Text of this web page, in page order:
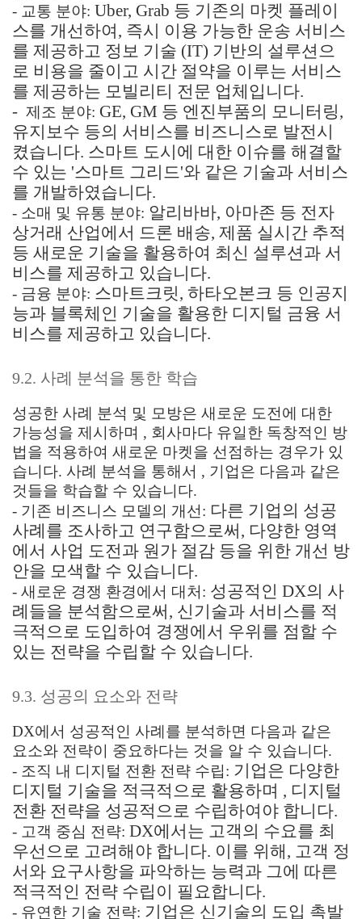
- 교통 분야: Uber, Grab 등 기존의 마켓 플레이
스를 개선하여, 즉시 이용 가능한 운송 서비스
를 제공하고 정보 기술 (IT) 기반의 설루션으
로 비용을 줄이고 시간 절약을 이루는 서비스
를 제공하는 모빌리티 전문 업체입니다.
- 제조 분야: GE, GM 등 엔진부품의 모니터링,
유지보수 등의 서비스를 비즈니스로 발전시
켰습니다. 스마트 도시에 대한 이슈를 해결할
수 있는 '스마트 그리드'와 같은 기술과 서비스
를 개발하였습니다.
- 소매 및 유통 분야: 알리바바, 아마존 등 전자
상거래 산업에서 드론 배송, 제품 실시간 추적
등 새로운 기술을 활용하여 최신 설루션과 서
비스를 제공하고 있습니다.
- 금융 분야: 스마트크릿, 하타오본크 등 인공지
능과 블록체인 기술을 활용한 디지털 금융 서
비스를 제공하고 있습니다.
9.2. 사례 분석을 통한 학습
성공한 사례 분석 및 모방은 새로운 도전에 대한
가능성을 제시하며 , 회사마다 유일한 독창적인 방
법을 적용하여 새로운 마켓을 선점하는 경우가 있
습니다. 사례 분석을 통해서 , 기업은 다음과 같은
것들을 학습할 수 있습니다.
- 기존 비즈니스 모델의 개선: 다른 기업의 성공
사례를 조사하고 연구함으로써, 다양한 영역
에서 사업 도전과 원가 절감 등을 위한 개선 방
안을 모색할 수 있습니다.
- 새로운 경쟁 환경에서 대처: 성공적인 DX의 사
례들을 분석함으로써, 신기술과 서비스를 적
극적으로 도입하여 경쟁에서 우위를 점할 수
있는 전략을 수립할 수 있습니다.
9.3. 성공의 요소와 전략
DX에서 성공적인 사례를 분석하면 다음과 같은
요소와 전략이 중요하다는 것을 알 수 있습니다.
- 조직 내 디지털 전환 전략 수립: 기업은 다양한
디지털 기술을 적극적으로 활용하며 , 디지털
전환 전략을 성공적으로 수립하여야 합니다.
- 고객 중심 전략: DX에서는 고객의 수요를 최
우선으로 고려해야 합니다. 이를 위해, 고객 정
서와 요구사항을 파악하는 능력과 그에 따른
적극적인 전략 수립이 필요합니다.
- 유연한 기술 전략: 기업은 신기술의 도입 촉발